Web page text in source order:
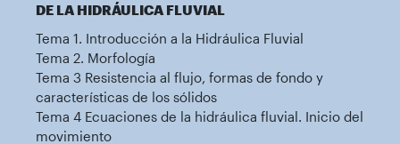
DE LA HIDRÁULICA FLUVIAL
Tema 1. Introducción a la Hidráulica Fluvial
Tema 2. Morfología
Tema 3 Resistencia al flujo, formas de fondo y
características de los sólidos
Tema 4 Ecuaciones de la hidráulica fluvial. Inicio del
movimiento